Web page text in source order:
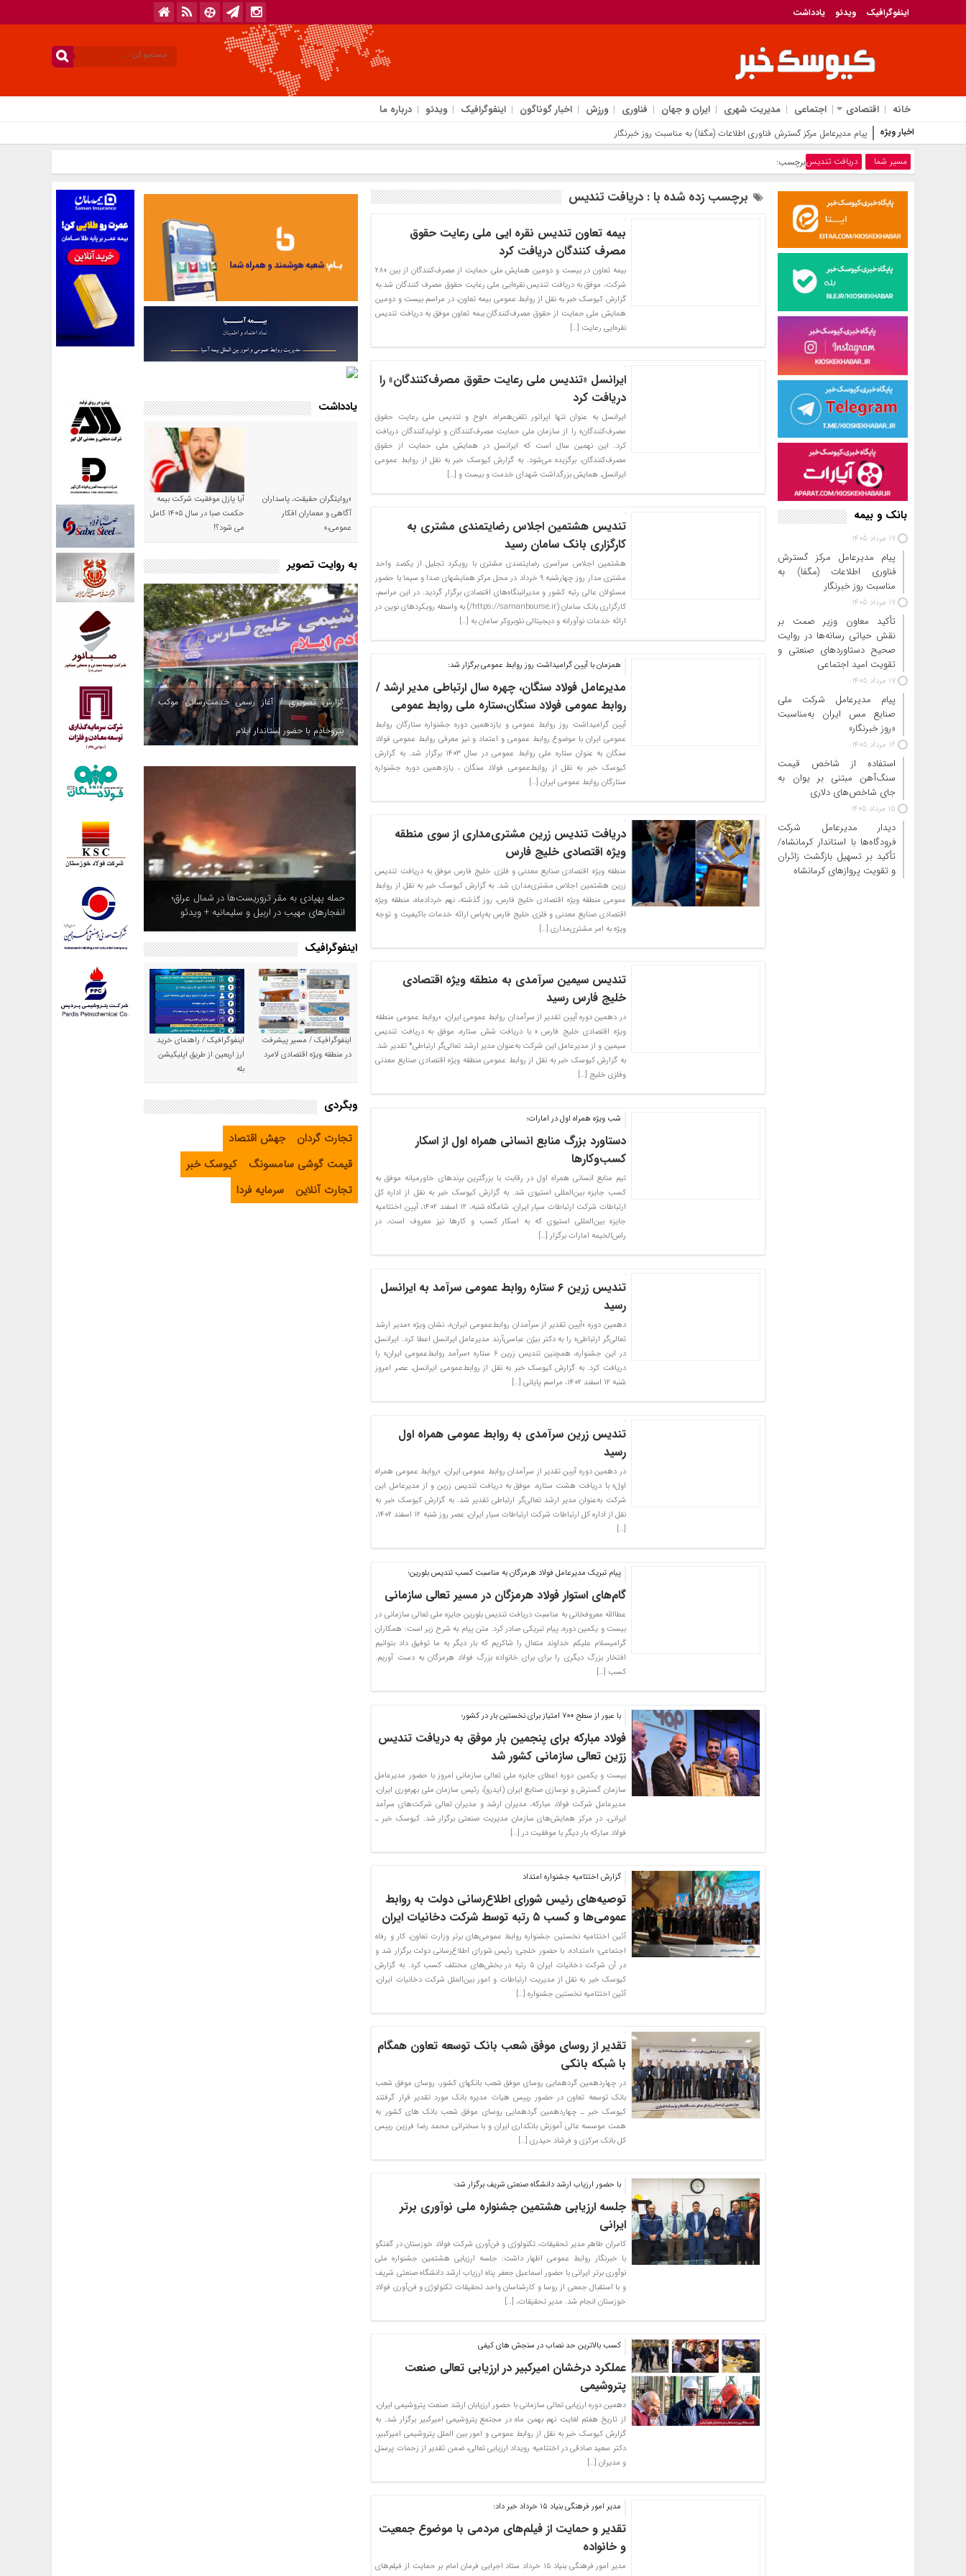
اینفوگرافیک ویدئو یادداشت
خانه اقتصادی اجتماعی مدیریت شهری ایران و جهان فناوری ورزش اخبار گوناگون اینفوگرافیک ویدئو درباره ما
اخبار ویژه پیام مدیرعامل مرکز گسترش فناوری اطلاعات (مگفا) به مناسبت روز خبرنگار
مسیر شما برچسب:دریافت تندیس
بانک و بیمه
17 مرداد 1405
پیام مدیرعامل مرکز گسترش
فناوری اطلاعات (مگفا) به
مناسبت روز خبرنگار
17 مرداد 1405
تأکید معاون وزیر صمت بر
نقش حیاتی رسانه‌ها در روایت
صحیح دستاوردهای صنعتی و
تقویت امید اجتماعی
17 مرداد 1405
پیام مدیرعامل شرکت ملی
صنایع مس ایران به‌مناسبت
«روز خبرنگار»
16 مرداد 1405
استفاده از شاخص قیمت
سنگ‌آهن مبتنی بر یوان به
جای شاخص‌های دلاری
15 مرداد 1405
دیدار مدیرعامل شرکت
فرودگاه‌ها با استاندار کرمانشاه/
تأکید بر تسهیل بازگشت زائران
و تقویت پروازهای کرمانشاه
برچسب زده شده با : دریافت تندیس
بیمه تعاون تندیس نقره ایی ملی رعایت حقوق
مصرف کنندگان دریافت کرد
بیمه تعاون در بیست و دومین همایش ملی حمایت از مصرف‌کنندگان از بین ۲۸۰
شرکت، موفق به دریافت تندیس نقره‌ایی ملی رعایت حقوق مصرف کنندگان شد.به
گزارش کیوسک خبر به نقل از روابط عمومی بیمه تعاون، در مراسم بیست و دومین
همایش ملی حمایت از حقوق مصرف‌کنندگان ببمه تعاون موفق به دریافت تندیس
نقره‌ایی رعایت […]
ایرانسل «تندیس ملی رعایت حقوق مصرف‌کنندگان» را
دریافت کرد
ایرانسل به عنوان تنها اپراتور تلفن‌همراه، «لوح و تندیس ملی رعایت حقوق
مصرف‌کنندگان» را از سازمان ملی حمایت مصرف‌کنندگان و تولیدکنندگان دریافت
کرد. این نهمین سال است که ایرانسل در همایش ملی حمایت از حقوق
مصرف‌کنندگان، برگزیده می‌شود. به گزارش کیوسک خبر به نقل از روابط عمومی
ایرانسل، همایش بزرگداشت شهدای خدمت و بیست و […]
تندیس هشتمین اجلاس رضایتمندی مشتری به
کارگزاری بانک سامان رسید
هشتمین اجلاس سراسری رضایتمندی مشتری با رویکرد تجلیل از یکصد واحد
مشتری‌ مدار روز چهارشنبه ۹ خرداد در محل مرکز همایشهای صدا و سیما با حضور
مسئولان عالی‌ رتبه کشور و مدیرانبنگاه‌های اقتصادی برگزار گردید. در این مراسم،
کارگزاری بانک سامان (https://samanbourse.ir/) به واسطه رویکردهای نوین در
ارائه خدمات نوآورانه و دیجیتالی نئوبروکر سامان به […]
همزمان با آیین گرامیداشت روز روابط عمومی برگزار شد:
مدیرعامل فولاد سنگان، چهره سال ارتباطی مدیر ارشد /
روابط عمومی فولاد سنگان،ستاره ملی روابط عمومی
آیین گرامیداشت روز روابط عمومی و یازدهمین دوره جشنواره ستارگان روابط
عمومی ایران با موضوع روابط عمومی و اعتماد و نیز معرفی روابط عمومی فولاد
سنگان به عنوان ستاره ملی روابط عمومی در سال ۱۴۰۳ برگزار شد. به گزارش
کیوسک خبر به نقل از روابط‌عمومی فولاد سنگان ، یازدهمین دوره جشنواره
ستارگان روابط‌ عمومی ایران […]
دریافت تندیس زرین مشتری‌مداری از سوی منطقه
ویژه اقتصادی خلیج فارس
منطقه ویژه اقتصادی صنایع معدنی و فلزی خلیج فارس موفق به دریافت تندیس
زرین هشتمین اجلاس مشتری‌مداری شد. به گزارش کیوسک خبر به نقل از روابط
عمومی منطقه ویژه اقتصادی خلیج فارس، روز گذشته، نهم خردادماه، منطقه ویژه
اقتصادی صنایع معدنی و فلزی خلیج فارس به‌پاس ارائه خدمات باکیفیت و توجه
ویژه به امر مشتری‌مداری […]
تندیس سیمین سرآمدی به منطقه ویژه اقتصادی
خلیج فارس رسید
در دهمین دوره آیین تقدیر از سرآمدان روابط عمومی ایران، «روابط عمومی منطقه
ویژه اقتصادی خلیج فارس » با دریافت شش ستاره، موفق به دریافت تندیس
سیمین و از مدیرعامل این شرکت به‌عنوان مدیر ارشد تعالی‌گر ارتباطی* تقدیر شد.
به گزارش کیوسک خبر به نقل از روابط عمومی منطقه ویژه اقتصادی صنایع معدنی
وفلزی خلیج […]
شب ویژه همراه اول در امارات؛
دستاورد بزرگ منابع انسانی همراه اول از اسکار
کسب‌وکارها
تیم منابع انسانی همراه اول در رقابت با بزرگترین برندهای خاورمیانه موفق به
کسب جایزه بین‌‌المللی استیوی شد. به گزارش کیوسک خبر به نقل از اداره کل
ارتباطات شرکت ارتباطات سیار ایران، شامگاه شنبه، ۱۲ اسفند ۱۴۰۲، آیین اختتامیه
جایزه بین‌المللی استیوی که به اسکار کسب و کارها نیز معروف است، در
راس‌الخیمه امارات برگزار […]
تندیس زرین ۶ ستاره روابط عمومی سرآمد به ایرانسل
رسید
دهمین دوره «آیین تقدیر از سرآمدان روابط‌عمومی ایران»، نشان ویژه «مدیر ارشد
تعالی‌گر ارتباطی» را به دکتر بیژن عباسی‌آرند مدیرعامل ایرانسل اعطا کرد. ایرانسل
در این جشنواره، همچنین تندیس زرین ۶ ستاره «سرآمد روابط‌عمومی ایران» را
دریافت کرد. به گزارش کیوسک خبر به نقل از روابط‌عمومی ایرانسل، عصر امروز
شنبه ۱۲ اسفند ۱۴۰۲، مراسم پایانی […]
تندیس زرین سرآمدی به روابط عمومی همراه اول
رسید
در دهمین دوره آیین تقدیر از سرآمدان روابط عمومی ایران، «روابط عمومی همراه
اول» با دریافت هشت ستاره، موفق به دریافت تندیس زرین و از مدیرعامل این
شرکت به‌عنوان مدیر ارشد تعالی‌گر ارتباطی تقدیر شد. به گزارش کیوسک خبر به
نقل از اداره کل ارتباطات شرکت ارتباطات سیار ایران، عصر روز شنبه ۱۲ اسفند ۱۴۰۲،
[…]
پیام تبریک مدیرعامل فولاد هرمزگان به مناسبت کسب تندیس بلورین؛
گام‌های استوار فولاد هرمزگان در مسیر تعالی سازمانی
عطاالله معروفخانی به مناسبت دریافت تندیس بلورین جایزه ملی تعالی سازمانی در
بیست و یکمین دوره، پیام تبریکی صادر کرد. متن پیام به شرح زیر است: همکاران
گرامیسلام علیکم خداوند متعال را شاکریم که بار دیگر به ما توفیق داد بتوانیم
افتخار بزرگ دیگری را برای برای خانواده بزرگ فولاد هرمزگان به دست آوریم.
کسب […]
با عبور از سطح ۷۰۰ امتیاز برای نخستین بار در کشور؛
فولاد مبارکه برای پنجمین بار موفق به دریافت تندیس
زرّین تعالی سازمانی کشور شد
بیست و یکمین دوره اعطای جایزه ملی تعالی سازمانی امروز با حضور مدیرعامل
سازمان گسترش و نوسازی صنایع ایران (ایدرو)، رئیس سازمان ملی بهره‌وری ایران،
مدیرعامل شرکت فولاد مبارکه، مدیران ارشد و مدیران تعالی شرکت‌های سرآمد
ایرانی، در مرکز همایش‌های سازمان مدیریت صنعتی برگزار شد. کیوسک خبر ـ
فولاد مبارکه بار دیگر با موفقیت در […]
گزارش اختتامیه جشنواره امتداد
توصیه‌های رئیس شورای اطلاع‌رسانی دولت به روابط
عمومی‌ها و کسب ۵ رتبه توسط شرکت دخانیات ایران
آئین اختتامیه نخستین جشنواره روابط عمومی‌های برتر وزارت تعاون، کار و رفاه
اجتماعی؛ «امتداد»، با حضور خلجی؛ رئیس شورای اطلاع‌رسانی دولت برگزار شد و
در آن شرکت دخانیات ایران ۵ رتبه در بخش‌های مختلف کسب کرد. به گزارش
کیوسک خبر به نقل از مدیریت ارتباطات و امور بین‌الملل شرکت دخانیات ایران،
آئین اختتامیه نخستین جشنواره […]
تقدیر از روسای موفق شعب بانک توسعه تعاون همگام
با شبکه بانکی
در چهاردهمین گردهمایی روسای موفق شعب بانکهای کشور، روسای موفق شعب
بانک توسعه تعاون در حضور رییس هیات مدیره بانک مورد تقدیر قرار گرفتند
کیوسک خبر ـ چهاردهمین گردهمایی روسای موفق شعب بانک های کشور به
همت موسسه عالی آموزش بانکداری ایران و با سخنرانی محمد رضا فرزین رییس
کل بانک مرکزی و فرشاد حیدری […]
با حضور ارزیاب ارشد دانشگاه صنعتی شریف برگزار شد؛
جلسه ارزیابی هشتمین جشنواره ملی نوآوری برتر
ایرانی
کامران طاهر مدیر تحقیقات، تکنولوژی و فن‌آوری شرکت فولاد خوزستان در گفتگو
با خبرنگار روابط عمومی اظهار داشت: جلسه ارزیابی هشتمین جشنواره ملی
نوآوری برتر ایرانی با حضور اسماعیل جعفر پناه ارزیاب ارشد دانشگاه صنعتی شریف
و با استقبال جمعی از روسا و کارشناسان واحد تحقیقات‌ تکنولوژی و فن‌آوری فولاد
خوزستان انجام شد. مدیر تحقیقات، […]
کسب بالاترین حد نصاب در سنجش های کیفی
عملکرد درخشان امیرکبیر در ارزیابی تعالی صنعت
پتروشیمی
دهمین دوره ارزیابی تعالی سازمانی با حضور ارزیابان ارشد صنعت پتروشیمی ایران،
از تاریخ هفتم لغایت نهم بهمن ماه در مجتمع پتروشیمی امیرکبیر برگزار شد. به
گزارش کیوسک خبر به نقل از روابط عمومی و امور بین الملل پتروشیمی امیرکبیر،
دکتر سعید صادقی در اختتامیه رویداد ارزیابی تعالی، ضمن تقدیر از زحمات پرسنل
و مدیران […]
مدیر امور فرهنگی بنیاد ۱۵ خرداد خبر داد:
تقدیر و حمایت از فیلم‌های مردمی با موضوع جمعیت
و خانواده
مدیر امور فرهنگی بنیاد ۱۵ خرداد ستاد اجرایی فرمان امام بر حمایت از فیلم‌های
یادداشت
«روایتگران حقیقت، پاسداران
آگاهی و معماران افکار
عمومی،»
آیا پازل موفقیت شرکت بیمه
حکمت صبا در سال ۱۴۰۵ کامل
می شود؟!
به روایت تصویر
گزارش تصویری / آغاز رسمی خدمت‌رسانی موکب
پتروخادم با حضور استاندار ایلام
حمله پهپادی به مقر تروریست‌ها در شمال عراق؛
انفجارهای مهیب در اربیل و سلیمانیه + ویدئو
اینفوگرافیک
اینفوگرافیک / مسیر پیشرفت
در منطقه ویژه اقتصادی لامرد
اینفوگرافیک / راهنمای خرید
ارز اربعین از طریق اپلیکیشن
بله
وبگردی
تجارت گردان
جهش اقتصاد
قیمت گوشی سامسونگ
کیوسک خبر
تجارت آنلاین
سرمایه فردا